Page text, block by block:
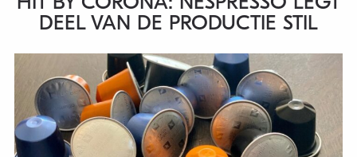
DEEL VAN DE PRODUCTIE STIL